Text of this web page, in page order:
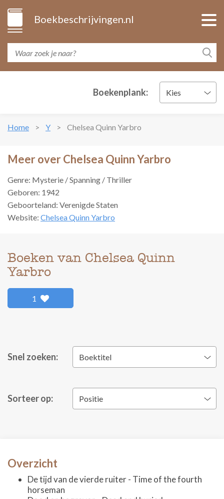
Boekbeschrijvingen.nl
Boekenplank: Kies
Home Y Chelsea Quinn Yarbro
Meer over Chelsea Quinn Yarbro
Genre: Mysterie / Spanning / Thriller
Geboren: 1942
Geboorteland: Verenigde Staten
Website: Chelsea Quinn Yarbro
Boeken van Chelsea Quinn
Yarbro
1
Snel zoeken: Boektitel
Sorteer op: Positie
Overzicht
De tijd van de vierde ruiter - Time of the fourth
horseman